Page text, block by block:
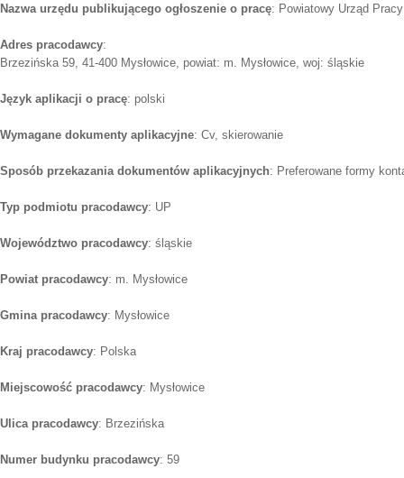
Nazwa urzędu publikującego ogłoszenie o pracę: Powiatowy Urząd
Adres pracodawcy:
Brzezińska 59, 41-400 Mysłowice, powiat: m. Mysłowice, woj: śląskie
Język aplikacji o pracę: polski
Wymagane dokumenty aplikacyjne: Cv, skierowanie
Sposób przekazania dokumentów aplikacyjnych: Preferowane formy
Typ podmiotu pracodawcy: UP
Województwo pracodawcy: śląskie
Powiat pracodawcy: m. Mysłowice
Gmina pracodawcy: Mysłowice
Kraj pracodawcy: Polska
Miejscowość pracodawcy: Mysłowice
Ulica pracodawcy: Brzezińska
Numer budynku pracodawcy: 59